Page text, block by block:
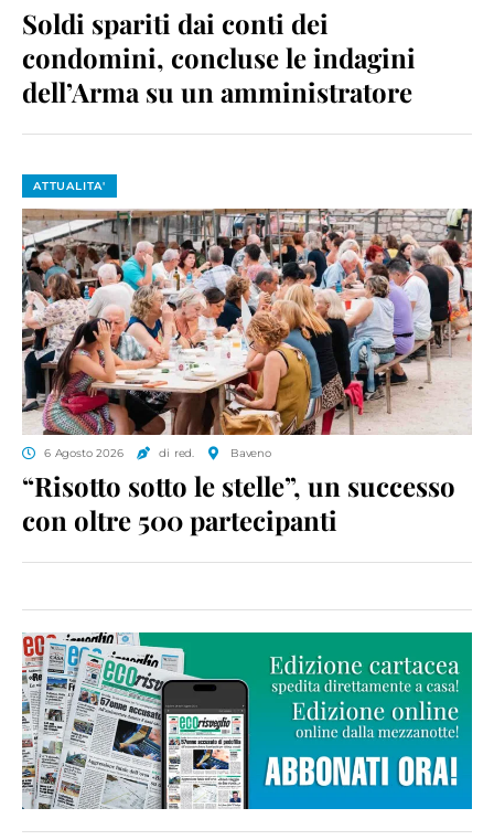
Soldi spariti dai conti dei
condomini, concluse le indagini
dell’Arma su un amministratore
ATTUALITA'
6 Agosto 2026 di red. Baveno
“Risotto sotto le stelle”, un successo
con oltre 500 partecipanti